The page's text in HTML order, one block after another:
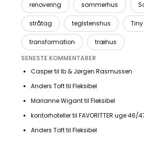
renovering sommerhus
stråtag teglstenshus
transformation
træhus
SENESTE KOMMENTARER
Caspertil Ib & Jørgen Rasmussen
Anders Tofttil Fleksibel
Marianne Wiganttil Fleksibel
kontorhotellertil FAVORITTER uge 46/
Anders Tofttil Fleksibel